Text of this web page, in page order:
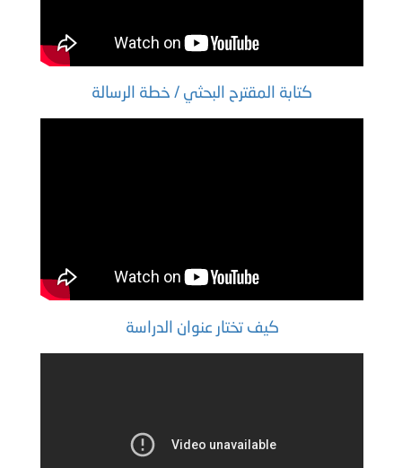
كتابة المقترح البحثي / خطة الرسالة
كيف تختار عنوان الدراسة